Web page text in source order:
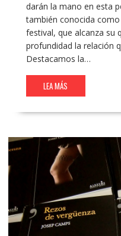
darán la mano en esta
también conocida
festival, que alcanza su
profundidad la relación
Destacamos la…
LEA MÁS